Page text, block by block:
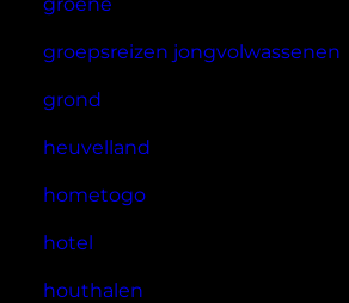
groepsreizen jongvolwassenen
grond
heuvelland
hometogo
hotel
houthalen